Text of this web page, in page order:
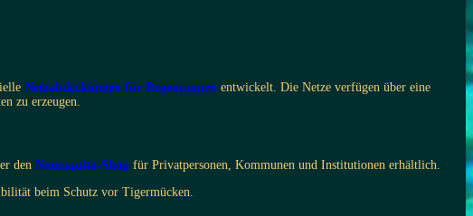
Netzabdeckungen für Regentonnen entwickelt. Die Netze verfügen über eine
zu erzeugen.
den Nomaquito-Shop für Privatpersonen, Kommunen und Institutionen erhältlich.
beim Schutz vor Tigermücken.